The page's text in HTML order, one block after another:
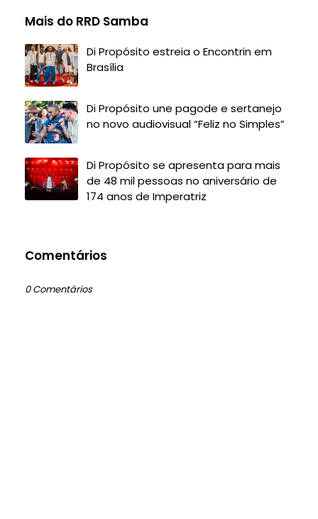
Mais do RRD Samba
Di Propósito estreia o Encontrin em
Brasília
Di Propósito une pagode e sertanejo
no novo audiovisual “Feliz no Simples”
Di Propósito se apresenta para mais
de 48 mil pessoas no aniversário de
174 anos de Imperatriz
Comentários
0 Comentários